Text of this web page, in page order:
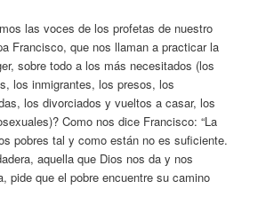
las voces de los profetas de nuestro
Francisco, que nos llaman a practicar la
sobre todo a los más necesitados (los
los inmigrantes, los presos, los
los divorciados y vueltos a casar, los
Como nos dice Francisco: “La
pobres tal y como están no es suficiente.
aquella que Dios nos da y nos
pide que el pobre encuentre su camino